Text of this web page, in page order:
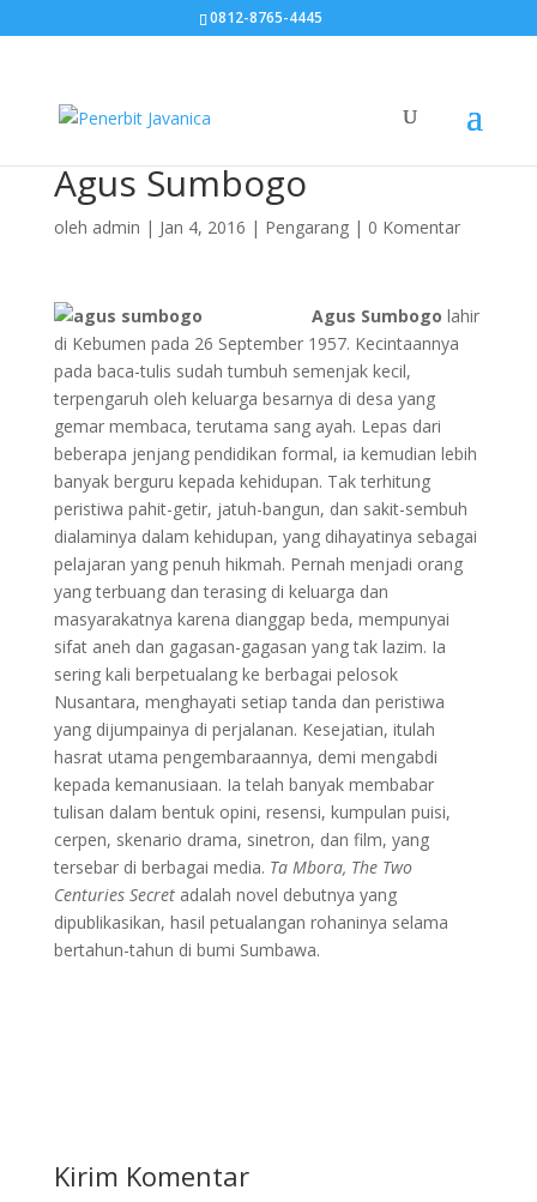
0812-8765-4445
Agus Sumbogo
oleh admin | Jan 4, 2016 | Pengarang| 0 Komentar
Agus Sumbogo lahir
di Kebumen pada 26 September 1957. Kecintaannya
pada baca-tulis sudah tumbuh semenjak kecil,
terpengaruh oleh keluarga besarnya di desa yang
gemar membaca, terutama sang ayah. Lepas dari
beberapa jenjang pendidikan formal, ia kemudian lebih
banyak berguru kepada kehidupan. Tak terhitung
peristiwa pahit-getir, jatuh-bangun, dan sakit-sembuh
dialaminya dalam kehidupan, yang dihayatinya sebagai
pelajaran yang penuh hikmah. Pernah menjadi orang
yang terbuang dan terasing di keluarga dan
masyarakatnya karena dianggap beda, mempunyai
sifat aneh dan gagasan-gagasan yang tak lazim. Ia
sering kali berpetualang ke berbagai pelosok
Nusantara, menghayati setiap tanda dan peristiwa
yang dijumpainya di perjalanan. Kesejatian, itulah
hasrat utama pengembaraannya, demi mengabdi
kepada kemanusiaan. Ia telah banyak membabar
tulisan dalam bentuk opini, resensi, kumpulan puisi,
cerpen, skenario drama, sinetron, dan film, yang
tersebar di berbagai media. Ta Mbora, The Two
Centuries Secret adalah novel debutnya yang
dipublikasikan, hasil petualangan rohaninya selama
bertahun-tahun di bumi Sumbawa.
Kirim Komentar